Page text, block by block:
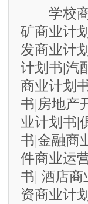
学校商
矿商业计
发商业计
计划书|汽
商业计划
书|房地产
业计划书|
书|金融商
件商业运
书| 酒店商
资商业计